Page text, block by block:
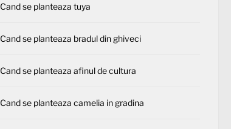
Cand se planteaza tuya
Cand se planteaza bradul din ghiveci
Cand se planteaza afinul de cultura
Cand se planteaza camelia in gradina